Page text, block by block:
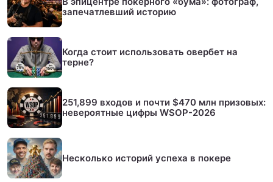
запечатлевший историю
Когда стоит использовать овербет на
терне?
251,899 входов и почти $470 млн призовых:
невероятные цифры WSOP-2026
Несколько историй успеха в покере